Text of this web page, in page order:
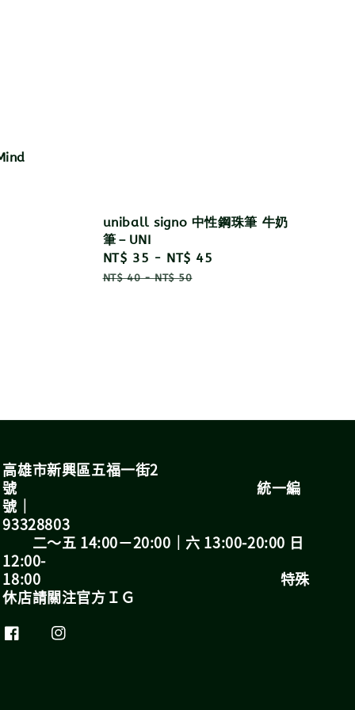
uniball signo 中性鋼珠筆 牛奶
筆－UNI
Sale
price
NT$ 35 - NT$ 45
NT$ 40-NT$ 50
高雄市新興區五福一街2
號 統一編
號｜
93328803
二～五 14:00－20:00｜六 13:00-20:00 日
12:00-
18:00 特殊
休店請關注官方ＩＧ